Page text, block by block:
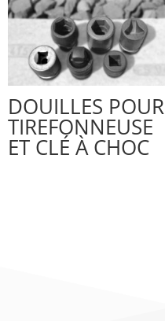
DOUILLES POUR
TIREFONNEUSE
ET CLÉ À CHOC